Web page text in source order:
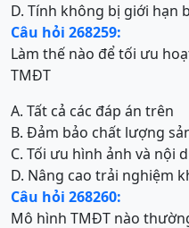
D. Tính không bị giới hạn
Câu hỏi 268259:
Làm thế nào để tối ưu
TMĐT
A. Tất cả các đáp án trên
B. Đảm bảo chất lượng
C. Tối ưu hình ảnh và nội
D. Nâng cao trải nghiệm
Câu hỏi 268260:
Mô hình TMĐT nào